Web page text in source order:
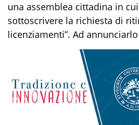
una assemblea cittadina in
sottoscrivere la richiesta di
licenziamenti”. Ad